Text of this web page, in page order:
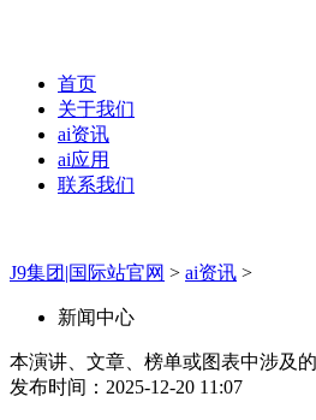
首页
关于我们
ai资讯
ai应用
联系我们
J9集团|国际站官网 > ai资讯 >
新闻中心
本演讲、文章、榜单或图表中涉及
发布时间：2025-12-20 11:07